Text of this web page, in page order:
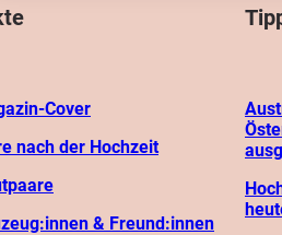
Cover
nach der Hochzeit
& Freund:innen
Pixel · Taboola · Speicherdauer: 180 Tage